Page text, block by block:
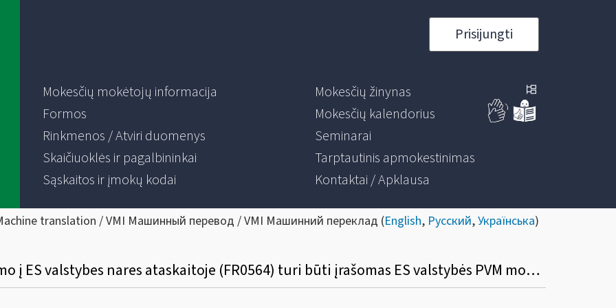
Prisijungti
Mokesčių mokėtojų informacija
Formos
Rinkmenos / Atviri duomenys
Skaičiuoklės ir pagalbininkai
Sąskaitos ir įmokų kodai
Mokesčių žinynas
Mokesčių kalendorius
Seminarai
Tarptautinis apmokestinimas
Kontaktai / Apklausa
translation / VMI Машинный перевод / VMI Машинний переклад (English, Русский,Українська)
Kaip prekių tiekimo ir paslaugų teikimo į ES valstybes nares ataskaitoje (FR0564) turi būti įrašomas ES valstybės PVM mokėtojo kodas?